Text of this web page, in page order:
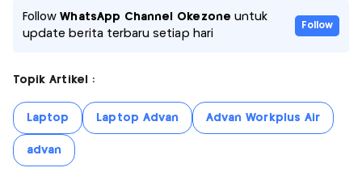
FollowWhatsApp Channel Okezone untuk
update berita terbaru setiap hari
Follow
Topik Artikel :
Laptop Laptop Advan Advan Workplus Air
advan